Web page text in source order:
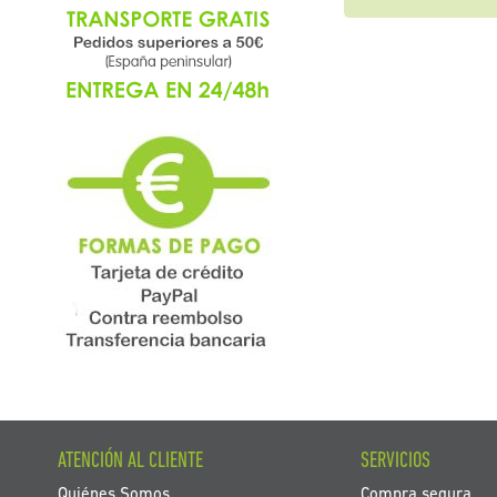
ATENCIÓN AL CLIENTE SERVICIOS